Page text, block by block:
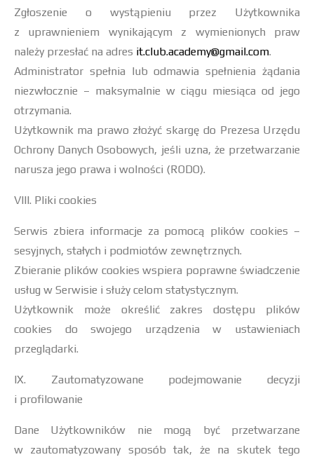
Zgłoszenie o wystąpieniu przez Użytkownika
z uprawnieniem wynikającym z wymienionych praw
należy przesłać na adres it.club.academy@gmail.com.
Administrator spełnia lub odmawia spełnienia żądania
niezwłocznie – maksymalnie w ciągu miesiąca od jego
otrzymania.
Użytkownik ma prawo złożyć skargę do Prezesa Urzędu
Ochrony Danych Osobowych, jeśli uzna, że przetwarzanie
narusza jego prawa i wolności (RODO).
VIII. Pliki cookies
Serwis zbiera informacje za pomocą plików cookies –
sesyjnych, stałych i podmiotów zewnętrznych.
Zbieranie plików cookies wspiera poprawne świadczenie
usług w Serwisie i służy celom statystycznym.
Użytkownik może określić zakres dostępu plików
cookies do swojego urządzenia w ustawieniach
przeglądarki.
IX. Zautomatyzowane podejmowanie decyzji
i profilowanie
Dane Użytkowników nie mogą być przetwarzane
w zautomatyzowany sposób tak, że na skutek tego